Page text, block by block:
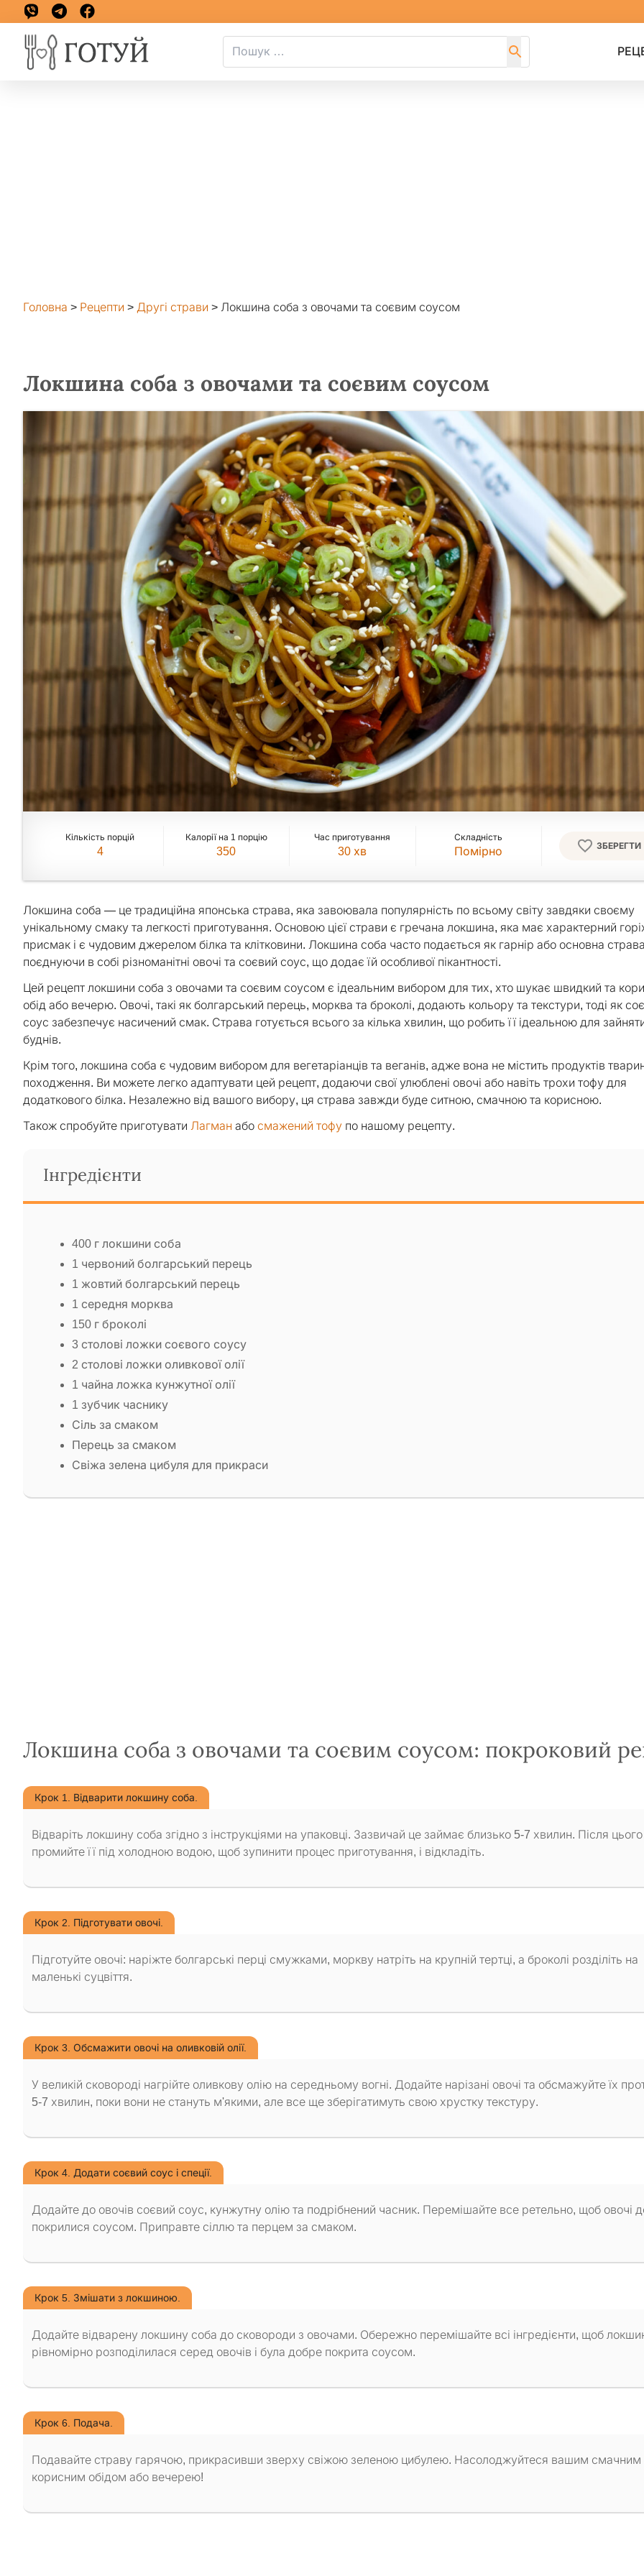
Головна > Рецепти > Другі страви > Локшина соба з овочами та соєвим соусом
Локшина соба з овочами та соєвим соусом
Кількість порцій
4
Калорії на 1 порцію
350
Час приготування
30 хв
Складність
Помірно ЗБЕРЕГТИ
Локшина соба — це традиційна японська страва, яка завоювала популярність по всьому світу завдяки своєму
унікальному смаку та легкості приготування. Основою цієї страви є гречана локшина, яка має характерний
присмак і є чудовим джерелом білка та клітковини. Локшина соба часто подається як гарнір або основна
поєднуючи в собі різноманітні овочі та соєвий соус, що додає їй особливої пікантності.
Цей рецепт локшини соба з овочами та соєвим соусом є ідеальним вибором для тих, хто шукає швидкий та
обід або вечерю. Овочі, такі як болгарський перець, морква та броколі, додають кольору та текстури, тоді як
соус забезпечує насичений смак. Страва готується всього за кілька хвилин, що робить її ідеальною для
буднів.
Крім того, локшина соба є чудовим вибором для вегетаріанців та веганів, адже вона не містить продуктів
походження. Ви можете легко адаптувати цей рецепт, додаючи свої улюблені овочі або навіть трохи тофу для
додаткового білка. Незалежно від вашого вибору, ця страва завжди буде ситною, смачною та корисною.
Також спробуйте приготувати Лагман або смажений тофу по нашому рецепту.
Інгредієнти
400 г локшини соба
1 червоний болгарський перець
1 жовтий болгарський перець
1 середня морква
150 г броколі
3 столові ложки соєвого соусу
2 столові ложки оливкової олії
1 чайна ложка кунжутної олії
1 зубчик часнику
Сіль за смаком
Перець за смаком
Свіжа зелена цибуля для прикраси
Локшина соба з овочами та соєвим соусом: покроковий
Крок 1. Відварити локшину соба.
Відваріть локшину соба згідно з інструкціями на упаковці. Зазвичай це займає близько 5-7 хвилин. Після цього
промийте її під холодною водою, щоб зупинити процес приготування, і відкладіть.
Крок 2. Підготувати овочі.
Підготуйте овочі: наріжте болгарські перці смужками, моркву натріть на крупній тертці, а броколі розділіть на
маленькі суцвіття.
Крок 3. Обсмажити овочі на оливковій олії.
У великій сковороді нагрійте оливкову олію на середньому вогні. Додайте нарізані овочі та обсмажуйте їх
5-7 хвилин, поки вони не стануть м'якими, але все ще зберігатимуть свою хрустку текстуру.
Крок 4. Додати соєвий соус і спеції.
Додайте до овочів соєвий соус, кунжутну олію та подрібнений часник. Перемішайте все ретельно, щоб овочі
покрилися соусом. Приправте сіллю та перцем за смаком.
Крок 5. Змішати з локшиною.
Додайте відварену локшину соба до сковороди з овочами. Обережно перемішайте всі інгредієнти, щоб
рівномірно розподілилася серед овочів і була добре покрита соусом.
Крок 6. Подача.
Подавайте страву гарячою, прикрасивши зверху свіжою зеленою цибулею. Насолоджуйтеся вашим смачним
корисним обідом або вечерею!